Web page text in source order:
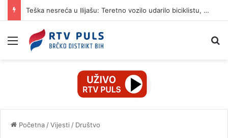
Teška nesreća u Ilijašu: Teretno vozilo udarilo biciklistu, 75-godišnjak zadržan u bolnici
Izbornik
Početna /Vijesti / Društvo